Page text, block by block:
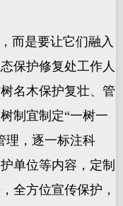
是要让它们融入
保护修复处工作人
名木保护复壮、管
制宜制定“一树一
理，逐一标注科
单位等内容，定制
全方位宣传保护，